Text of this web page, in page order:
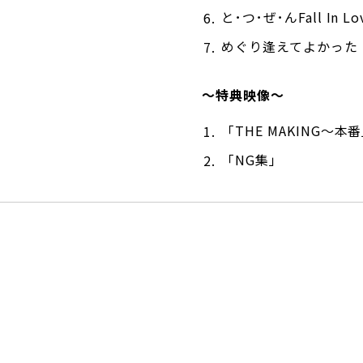
と･つ･ぜ･んFall In
めぐり逢えてよかった
〜特典映像〜
「THE MAKING〜本番
「NG集」